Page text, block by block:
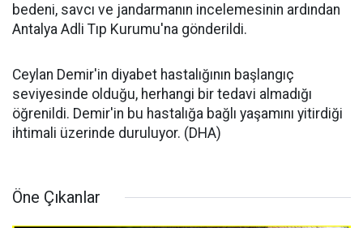
bedeni, savcı ve jandarmanın incelemesinin ardından
Antalya Adli Tıp Kurumu'na gönderildi.
Ceylan Demir'in diyabet hastalığının başlangıç
seviyesinde olduğu, herhangi bir tedavi almadığı
öğrenildi. Demir'in bu hastalığa bağlı yaşamını yitirdiği
ihtimali üzerinde duruluyor. (DHA)
Öne Çıkanlar